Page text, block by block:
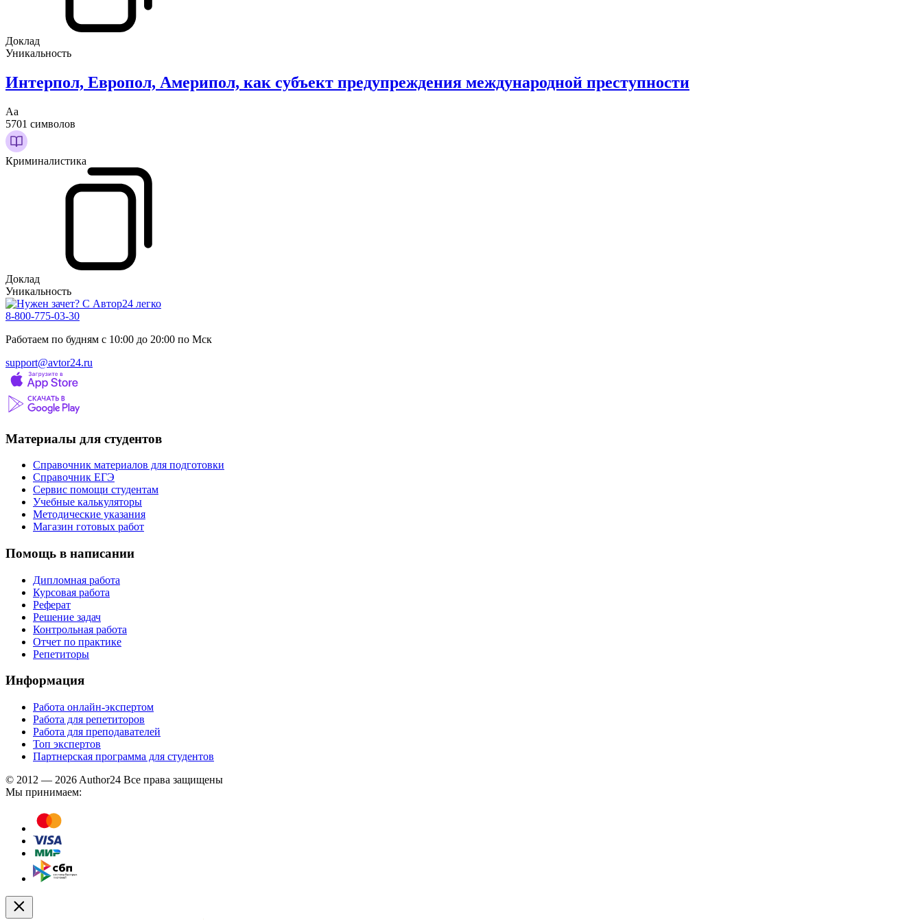
Доклад
Уникальность
Интерпол, Европол, Америпол, как субъект предупреждения международной преступности
Аа
5701 символов
Криминалистика
Доклад
Уникальность
8-800-775-03-30
Работаем по будням с 10:00 до 20:00 по Мск
support@avtor24.ru
Материалы для студентов
Справочник материалов для подготовки
Справочник ЕГЭ
Сервис помощи студентам
Учебные калькуляторы
Методические указания
Магазин готовых работ
Помощь в написании
Дипломная работа
Курсовая работа
Реферат
Решение задач
Контрольная работа
Отчет по практике
Репетиторы
Информация
Работа онлайн-экспертом
Работа для репетиторов
Работа для преподавателей
Топ экспертов
Партнерская программа для студентов
© 2012 — 2026 Author24 Все права защищены
Мы принимаем: